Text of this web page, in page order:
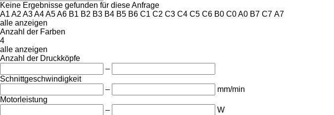
Keine Ergebnisse gefunden für diese Anfrage
A1 A2 A3A4A5A6 B1 B2 B3 B4 B5 B6 C1 C2 C3 C4 C5 C6 B0 C0A0 B7 C7 А7
alle anzeigen
Anzahl der Farben
4
alle anzeigen
Anzahl der Druckköpfe
–
Schnittgeschwindigkeit
–
mm/min
Motorleistung
–
W